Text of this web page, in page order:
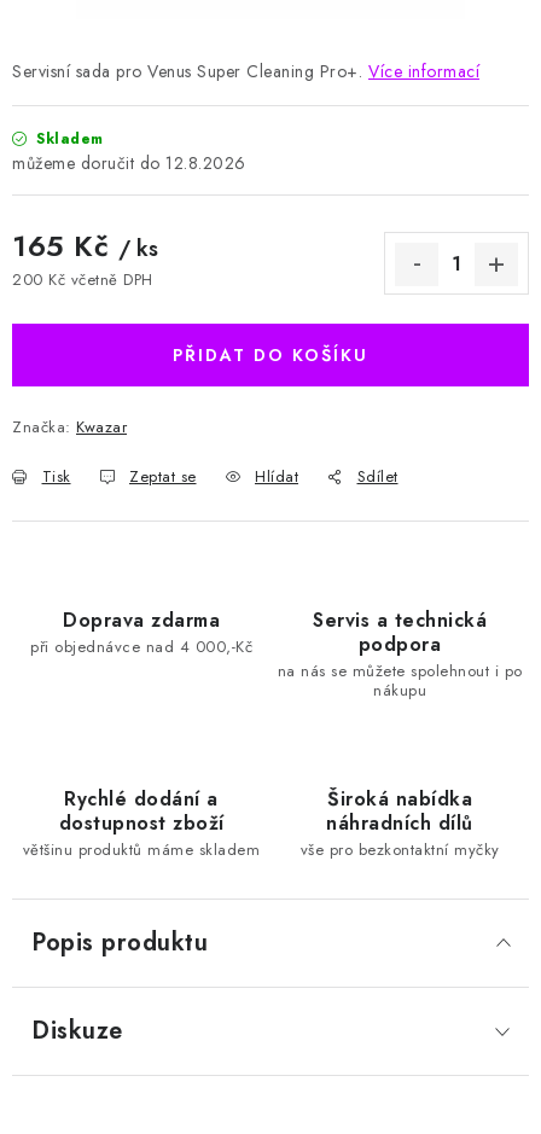
Servisní sada pro Venus Super Cleaning Pro+. Více informací
Skladem
12.8.2026
165 Kč / ks
200 Kč včetně DPH
PŘIDAT DO KOŠÍKU
Značka: Kwazar
Tisk Zeptat se Hlídat Sdílet
Doprava zdarma
při objednávce nad 4 000,-Kč
Servis a technická
podpora
na nás se můžete spolehnout i po
nákupu
Rychlé dodání a
dostupnost zboží
většinu produktů máme skladem
Široká nabídka
náhradních dílů
vše pro bezkontaktní myčky
Popis produktu
Diskuze